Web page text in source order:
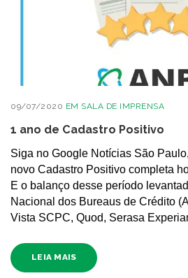
09/07/2020 EM SALA DE IMPRENSA
1 ano de Cadastro Positivo
Siga no Google Notícias São
novo Cadastro Positivo completa
E o balanço desse período
Nacional dos Bureaus de Crédito
Vista SCPC, Quod, Serasa
LEIA MAIS